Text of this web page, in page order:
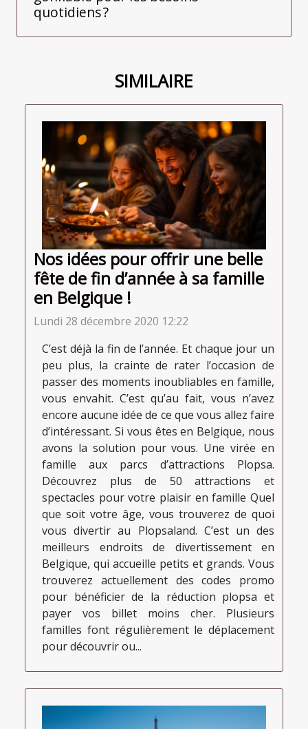
quotidiens ?
SIMILAIRE
Nos idées pour offrir une belle
fête de fin d’année à sa famille
en Belgique !
Lundi 28 décembre 2020 12:22
C’est déjà la fin de l’année. Et chaque jour un
peu plus, la crainte de rater l’occasion de
passer des moments inoubliables en famille,
vous envahit. C’est qu’au fait, vous n’avez
encore aucune idée de ce que vous allez faire
d’intéressant. Si vous êtes en Belgique, nous
avons la solution pour vous. Une virée en
famille aux parcs d’attractions Plopsa.
Découvrez plus de 50 attractions et
spectacles pour votre plaisir en famille Quel
que soit votre âge, vous trouverez de quoi
vous divertir au Plopsaland. C’est un des
meilleurs endroits de divertissement en
Belgique, qui accueille petits et grands. Vous
trouverez actuellement des codes promo
pour bénéficier de la réduction plopsa et
payer vos billet moins cher. Plusieurs
familles font régulièrement le déplacement
pour découvrir ou...